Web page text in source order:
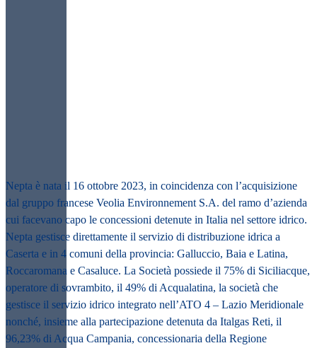
Nepta è nata il 16 ottobre 2023, in coincidenza con l’acquisizione
dal gruppo francese Veolia Environnement S.A. del ramo d’azienda
cui facevano capo le concessioni detenute in Italia nel settore idrico.
Nepta gestisce direttamente il servizio di distribuzione idrica a
Caserta e in 4 comuni della provincia: Galluccio, Baia e Latina,
Roccaromana e Casaluce. La Società possiede il 75% di Siciliacque,
operatore di sovrambito, il 49% di Acqualatina, la società che
gestisce il servizio idrico integrato nell’ATO 4 – Lazio Meridionale
nonché, insieme alla partecipazione detenuta da Italgas Reti, il
96,23% di Acqua Campania, concessionaria della Regione